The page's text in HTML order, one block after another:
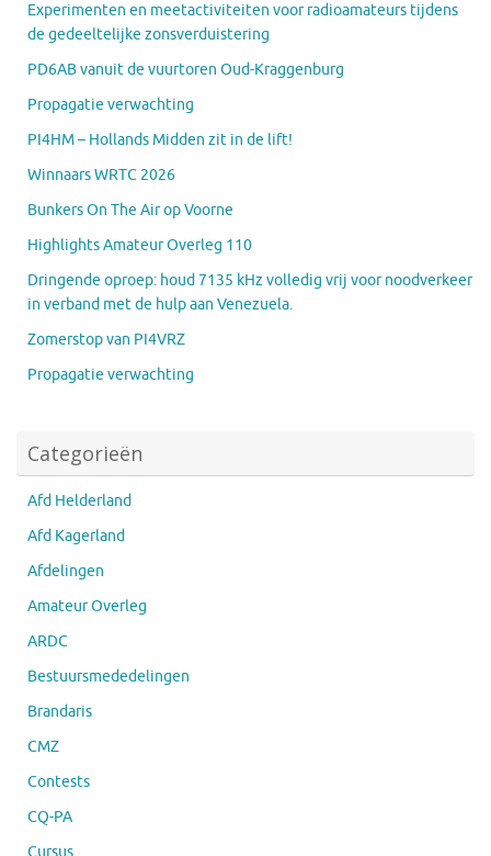
Experimenten en meetactiviteiten voor radioamateurs tijdens
de gedeeltelijke zonsverduistering
PD6AB vanuit de vuurtoren Oud-Kraggenburg
Propagatie verwachting
PI4HM – Hollands Midden zit in de lift!
Winnaars WRTC 2026
Bunkers On The Air op Voorne
Highlights Amateur Overleg 110
Dringende oproep: houd 7135 kHz volledig vrij voor noodverkeer
in verband met de hulp aan Venezuela.
Zomerstop van PI4VRZ
Propagatie verwachting
Categorieën
Afd Helderland
Afd Kagerland
Afdelingen
Amateur Overleg
ARDC
Bestuursmededelingen
Brandaris
CMZ
Contests
CQ-PA
Cursus